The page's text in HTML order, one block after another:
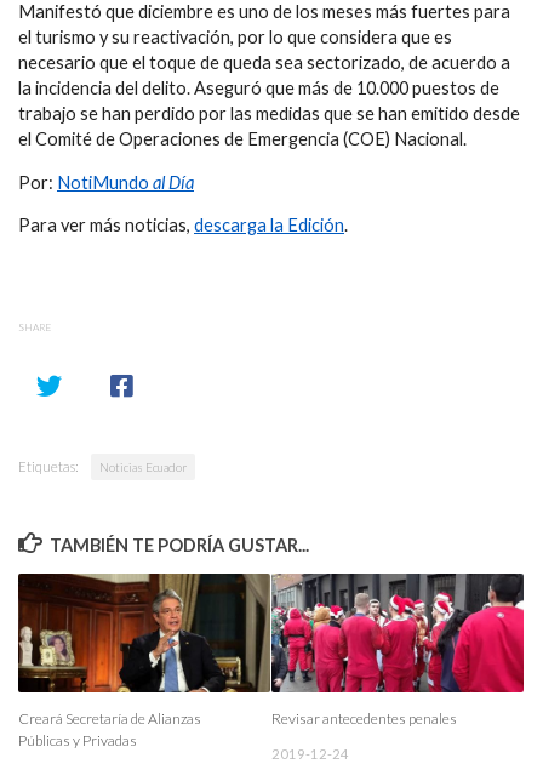
Manifestó que diciembre es uno de los meses más fuertes para
el turismo y su reactivación, por lo que considera que es
necesario que el toque de queda sea sectorizado, de acuerdo a
la incidencia del delito. Aseguró que más de 10.000 puestos de
trabajo se han perdido por las medidas que se han emitido desde
el Comité de Operaciones de Emergencia (COE) Nacional.
Por: NotiMundo al Día
Para ver más noticias, descarga la Edición.
SHARE
Etiquetas: Noticias Ecuador
TAMBIÉN TE PODRÍA GUSTAR...
Creará Secretaría de Alianzas
Públicas y Privadas
Revisar antecedentes penales
2019-12-24